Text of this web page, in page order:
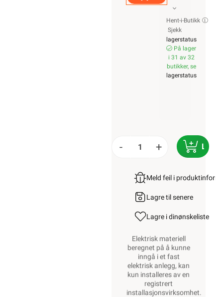
Hent-i-Butikk
Sjekk
lagerstatus
På lager
i 31 av 32
butikker, se
lagerstatus
- +
Meld feil i
Lagre til senere
Lagre i dinønskeliste
Elektrisk materiell
beregnet på å kunne
inngå i et fast
elektrisk anlegg, kan
kun installeres av en
registrert
installasjonsvirksomhet.